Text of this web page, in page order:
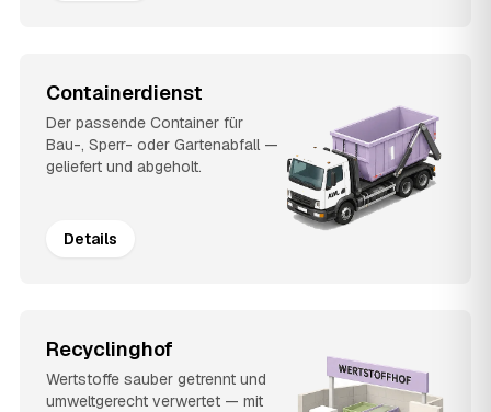
Containerdienst
Der passende Container für
Bau-, Sperr- oder Gartenabfall —
geliefert und abgeholt.
Details
Recyclinghof
Wertstoffe sauber getrennt und
umweltgerecht verwertet — mit